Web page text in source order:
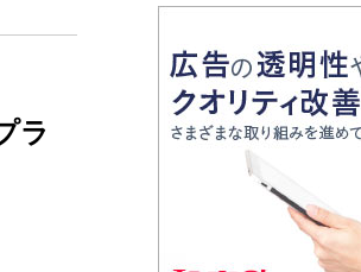
ラ
Book Bang
「叱って伸びるやつは、
俳優・高嶋政伸が家族に
ツ”…芸への考え方を明か
東野圭吾、伊坂幸太郎の
らも文庫化 映画化され
イン［文庫ベストセラー］